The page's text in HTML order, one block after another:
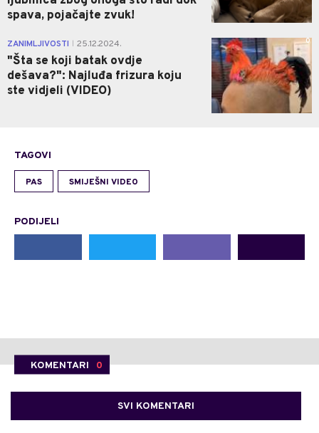
spava, pojačajte zvuk!
ZANIMLJIVOSTI 25.12.2024.
"Šta se koji batak ovdje
dešava?": Najluđa frizura koju
ste vidjeli (VIDEO)
0
TAGOVI
PAS SMIJEŠNI VIDEO
PODIJELI
KOMENTARI 0
SVI KOMENTARI